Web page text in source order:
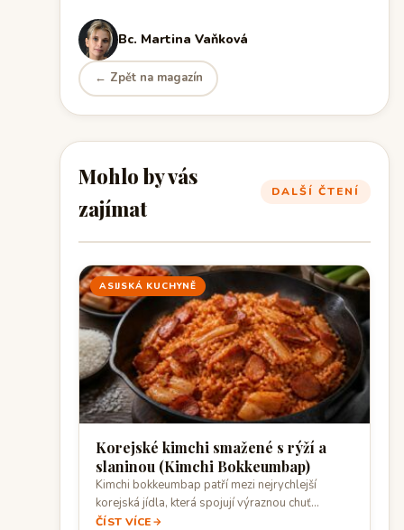
Bc. Martina Vaňková
← Zpět na magazín
Mohlo by vás
zajímat
DALŠÍ ČTENÍ
ASIJSKÁ KUCHYNĚ
Korejské kimchi smažené s rýží a
slaninou (Kimchi Bokkeumbap)
Kimchi bokkeumbap patří mezi nejrychlejší
korejská jídla, která spojují výraznou chuť
fermentovaného kimchi, sytost…
ČÍST VÍCE